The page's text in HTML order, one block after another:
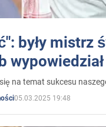
były mistrz
na temat sukcesu
05.03.2025 19:48